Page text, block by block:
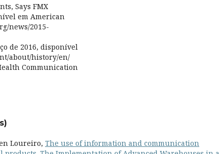
Says FMX
em American
news/2015-
de 2016, disponível
about/history/en/
Communication
Loureiro, The use of information and communication